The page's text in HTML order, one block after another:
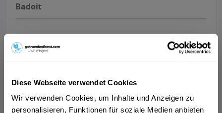
Diese Webseite verwendet Cookies
Wir verwenden Cookies, um Inhalte und Anzeigen zu
personalisieren, Funktionen für soziale Medien anbieten
Badoit
Lass dir die Getränke von Badoit nach
Hause oder ins Büro liefern.